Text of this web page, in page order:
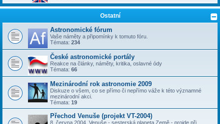
Ostatní
Astronomické fórum
Vaše náměty a připomínky k tomuto fóru.
Témata: 234
České astronomické portály
Reakce na články, náměty, kritika, oslavné ódy
Témata: 66
Mezinárodní rok astronomie 2009
Diskuze o všem, co se přímo či nepřímo váže k této významné
mezinárodní akci.
Témata: 19
Přechod Venuše (projekt VT-2004)
8. června 2004, Venuše - sesterská planeta Země - projde při